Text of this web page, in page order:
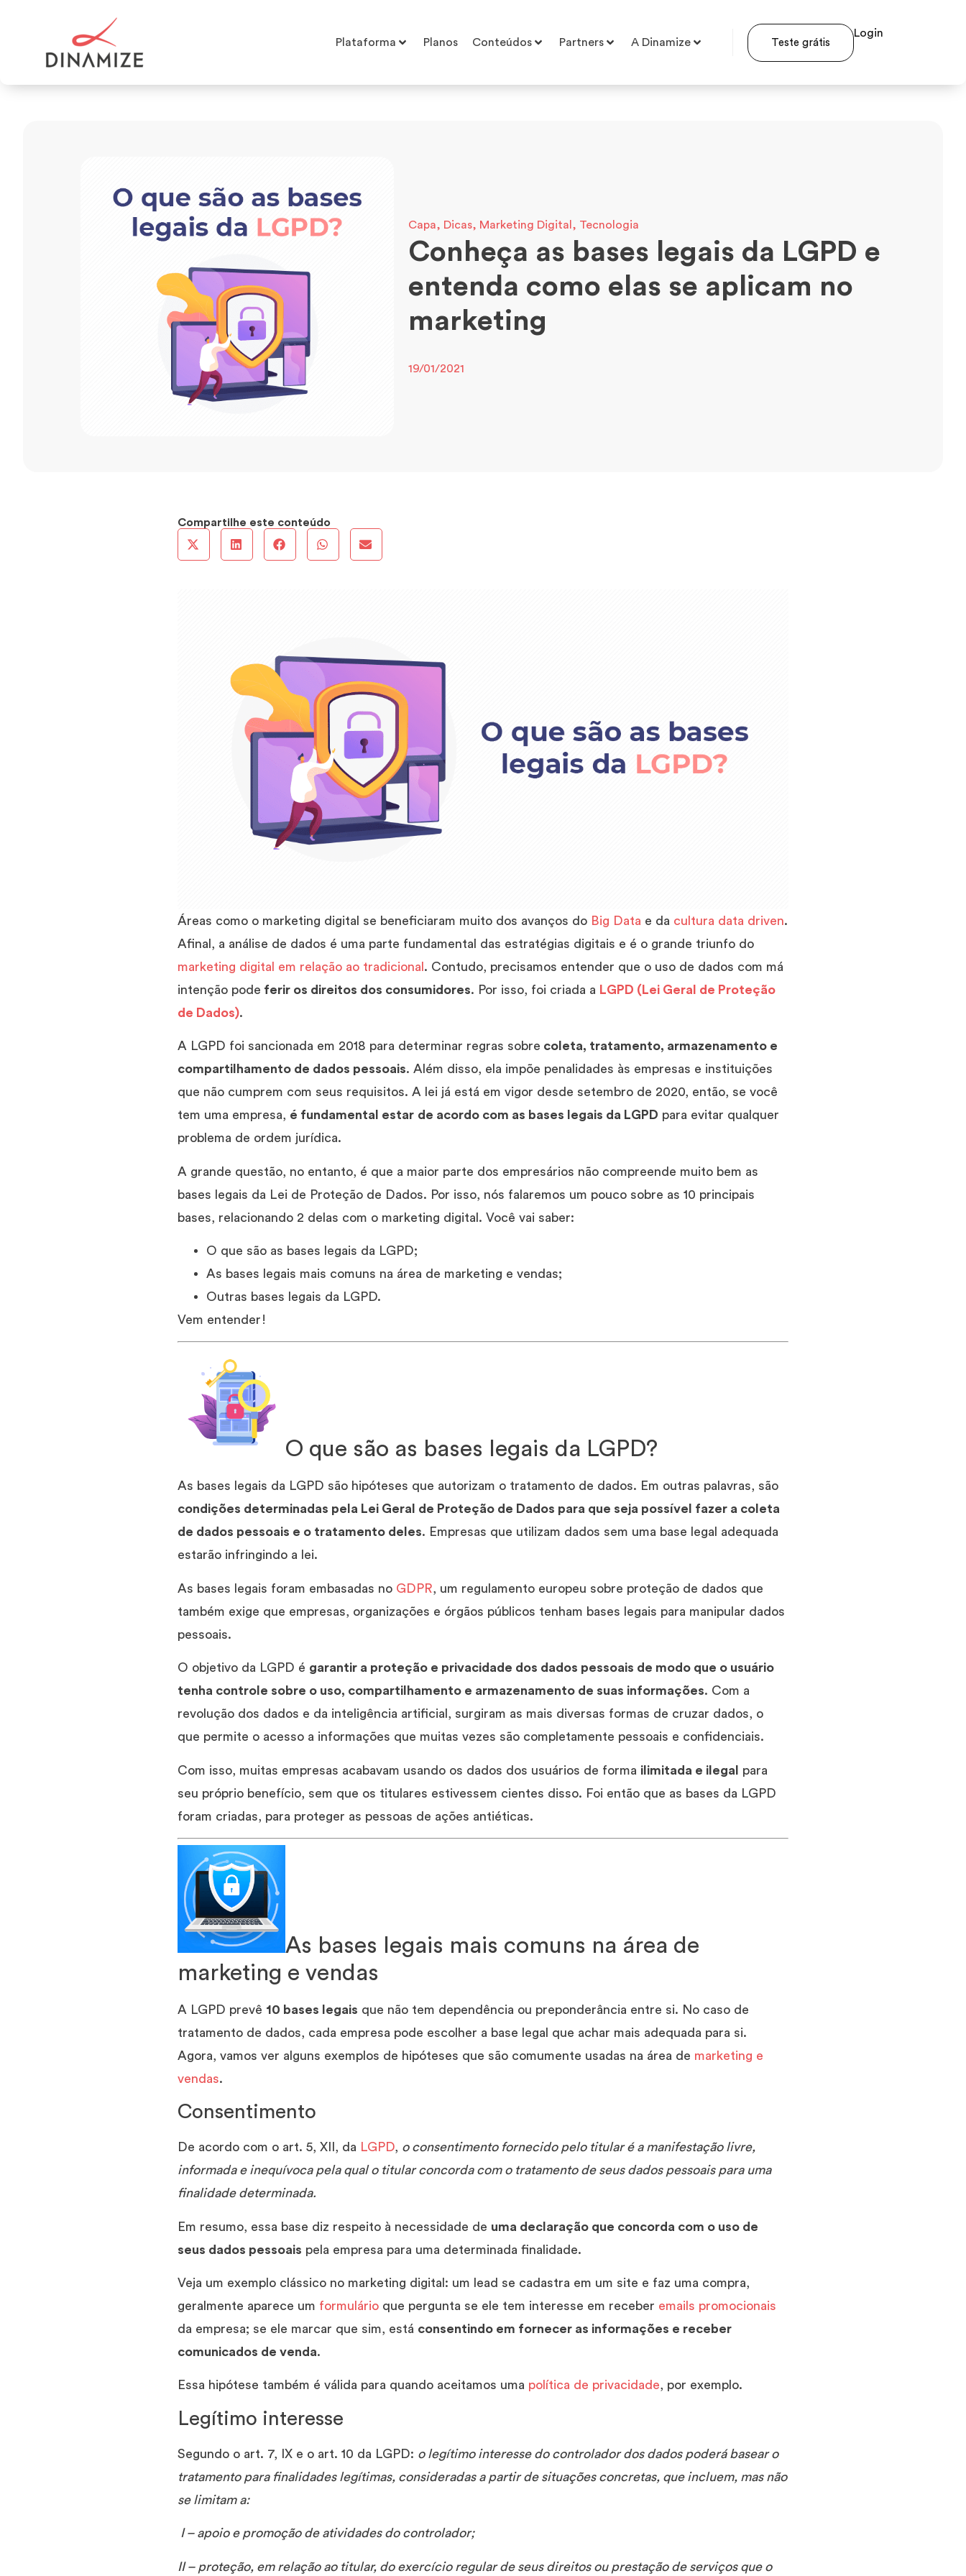
Plataforma Planos Conteúdos Partners A Dinamize Teste grátis
Login
Capa, Dicas, Marketing Digital , Tecnologia
Conheça as bases legais da LGPD e
entenda como elas se aplicam no
marketing
19/01/2021
Compartilhe este conteúdo
Áreas como o marketing digital se beneficiaram muito dos avanços do Big Data e da cultura data driven.
Afinal, a análise de dados é uma parte fundamental das estratégias digitais e é o grande triunfo do
marketing digital em relação ao tradicional . Contudo, precisamos entender que o uso de dados com má
intenção pode ferir os direitos dos consumidores. Por isso, foi criada a LGPD (Lei Geral de Proteção
de Dados).
A LGPD foi sancionada em 2018 para determinar regras sobre coleta, tratamento, armazenamento e
compartilhamento de dados pessoais. Além disso, ela impõe penalidades às empresas e instituições
que não cumprem com seus requisitos. A lei já está em vigor desde setembro de 2020, então, se você
tem uma empresa, é fundamental estar de acordo com as bases legais da LGPD para evitar qualquer
problema de ordem jurídica.
A grande questão, no entanto, é que a maior parte dos empresários não compreende muito bem as
bases legais da Lei de Proteção de Dados. Por isso, nós falaremos um pouco sobre as 10 principais
bases, relacionando 2 delas com o marketing digital. Você vai saber:
O que são as bases legais da LGPD;
As bases legais mais comuns na área de marketing e vendas;
Outras bases legais da LGPD.
Vem entender!
O que são as bases legais da LGPD?
As bases legais da LGPD são hipóteses que autorizam o tratamento de dados. Em outras palavras, são
condições determinadas pela Lei Geral de Proteção de Dados para que seja possível fazer a coleta
de dados pessoais e o tratamento deles. Empresas que utilizam dados sem uma base legal adequada
estarão infringindo a lei.
As bases legais foram embasadas no GDPR, um regulamento europeu sobre proteção de dados que
também exige que empresas, organizações e órgãos públicos tenham bases legais para manipular dados
pessoais.
O objetivo da LGPD é garantir a proteção e privacidade dos dados pessoais de modo que o usuário
tenha controle sobre o uso, compartilhamento e armazenamento de suas informações. Com a
revolução dos dados e da inteligência artificial, surgiram as mais diversas formas de cruzar dados, o
que permite o acesso a informações que muitas vezes são completamente pessoais e confidenciais.
Com isso, muitas empresas acabavam usando os dados dos usuários de forma ilimitada e ilegal
para
seu próprio benefício, sem que os titulares estivessem cientes disso. Foi então que as bases da LGPD
foram criadas, para proteger as pessoas de ações antiéticas.
As bases legais mais comuns na área de
marketing e vendas
A LGPD prevê 10 bases legais que não tem dependência ou preponderância entre si. No caso de
tratamento de dados, cada empresa pode escolher a base legal que achar mais adequada para si.
Agora, vamos ver alguns exemplos de hipóteses que são comumente usadas na área de marketing e
vendas.
Consentimento
De acordo com o art. 5, XII, da LGPD, o consentimento fornecido pelo titular é a manifestação livre,
informada e inequívoca pela qual o titular concorda com o tratamento de seus dados pessoais para uma
finalidade determinada.
Em resumo, essa base diz respeito à necessidade de uma declaração que concorda com o uso de
seus dados pessoais pela empresa para uma determinada finalidade.
Veja um exemplo clássico no marketing digital: um lead se cadastra em um site e faz uma compra,
geralmente aparece um formulário que pergunta se ele tem interesse em receber emails promocionais
da empresa; se ele marcar que sim, está consentindo em fornecer as informações e receber
comunicados de venda.
Essa hipótese também é válida para quando aceitamos uma política de privacidade, por exemplo.
Legítimo interesse
Segundo o art. 7, IX e o art. 10 da LGPD: o legítimo interesse do controlador dos dados poderá basear o
tratamento para finalidades legítimas, consideradas a partir de situações concretas, que incluem, mas não
se limitam a:
I – apoio e promoção de atividades do controlador;
II – proteção, em relação ao titular, do exercício regular de seus direitos ou prestação de serviços que o